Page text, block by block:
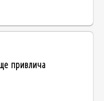
привлича